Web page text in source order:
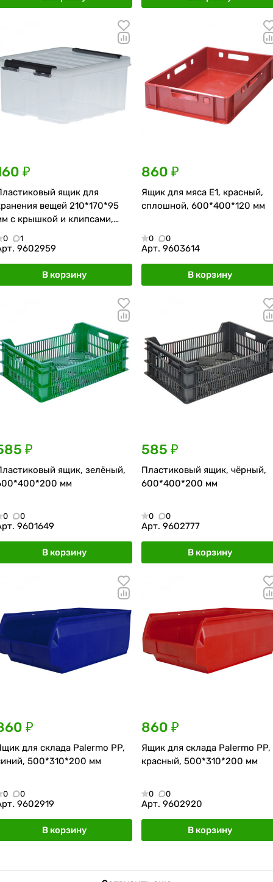
₽
ящик для
вещей 210*170*95
с крышкой и клипсами,
0 1
9602959
В корзину
860 ₽
Ящик для мяса Е1, красный,
сплошной, 600*400*120 мм
0 0
Арт. 9603614
В корзину
₽
ящик, зелёный,
мм
0 0
9601649
В корзину
585 ₽
Пластиковый ящик, чёрный,
600*400*200 мм
0 0
Арт. 9602777
В корзину
₽
для склада Palermo PP,
500*310*200 мм
0 0
9602919
В корзину
860 ₽
Ящик для склада Palermo PP,
красный, 500*310*200 мм
0 0
Арт. 9602920
В корзину